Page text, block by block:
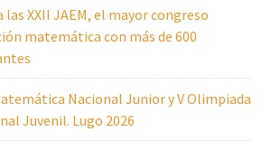
las XXII JAEM, el mayor congreso
matemática con más de 600
Nacional Junior y V Olimpiada
Juvenil. Lugo 2026